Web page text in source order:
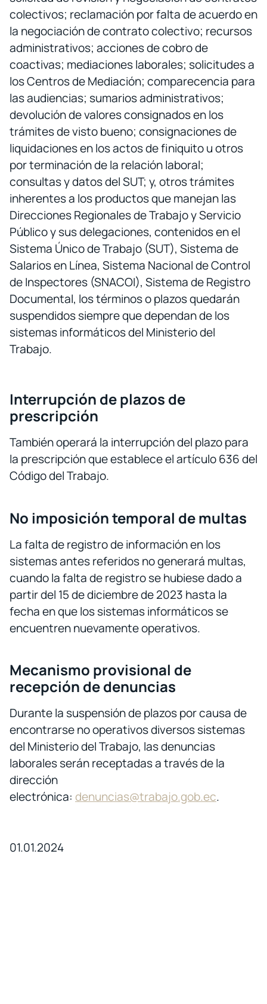
colectivos; reclamación por falta de acuerdo en
la negociación de contrato colectivo; recursos
administrativos; acciones de cobro de
coactivas; mediaciones laborales; solicitudes a
los Centros de Mediación; comparecencia para
las audiencias; sumarios administrativos;
devolución de valores consignados en los
trámites de visto bueno; consignaciones de
liquidaciones en los actos de finiquito u otros
por terminación de la relación laboral;
consultas y datos del SUT; y, otros trámites
inherentes a los productos que manejan las
Direcciones Regionales de Trabajo y Servicio
Público y sus delegaciones, contenidos en el
Sistema Único de Trabajo (SUT), Sistema de
Salarios en Línea, Sistema Nacional de Control
de Inspectores (SNACOI), Sistema de Registro
Documental, los términos o plazos quedarán
suspendidos siempre que dependan de los
sistemas informáticos del Ministerio del
Trabajo.
Interrupción de plazos de
prescripción
También operará la interrupción del plazo para
la prescripción que establece el artículo 636 del
Código del Trabajo.
No imposición temporal de multas
La falta de registro de información en los
sistemas antes referidos no generará multas,
cuando la falta de registro se hubiese dado a
partir del 15 de diciembre de 2023 hasta la
fecha en que los sistemas informáticos se
encuentren nuevamente operativos.
Mecanismo provisional de
recepción de denuncias
Durante la suspensión de plazos por causa de
encontrarse no operativos diversos sistemas
del Ministerio del Trabajo, las denuncias
laborales serán receptadas a través de la
dirección
electrónica: denuncias@trabajo.gob.ec.
01.01.2024